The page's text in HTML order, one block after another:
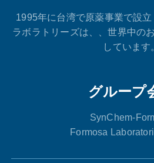
1995年に台湾で原薬事業で設
ラボラトリーズは、、世界中の
しています
グループ
SynChem-
Formosa